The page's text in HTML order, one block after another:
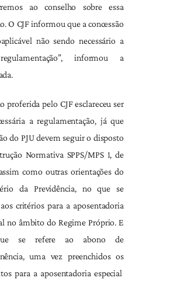
ao conselho sobre essa
O CJF informou que a concessão
não sendo necessário a
informou a
proferida pelo CJF esclareceu ser
a regulamentação, já que
do PJU devem seguir o disposto
Normativa SPPS/MPS 1, de
como outras orientações do
da Previdência, no que se
critérios para a aposentadoria
no âmbito do Regime Próprio. E
se refere ao abono de
uma vez preenchidos os
para a aposentadoria especial